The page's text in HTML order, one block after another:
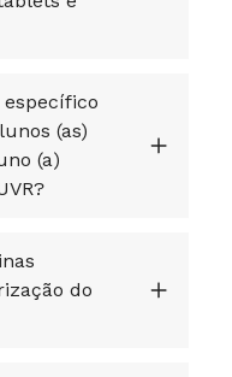
(as)
(a)
do